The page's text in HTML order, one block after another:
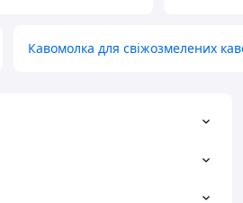
Кавомолка для свіжозмелених